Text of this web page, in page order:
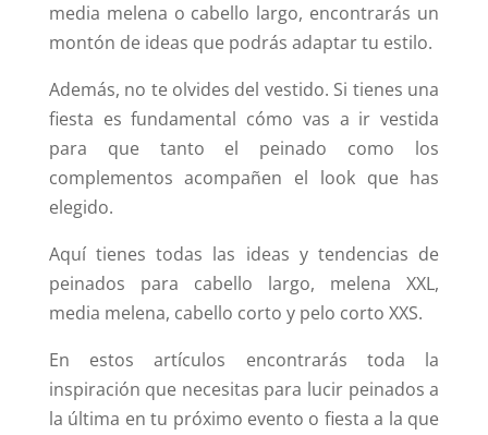
media melena o cabello largo, encontrarás un
montón de ideas que podrás adaptar tu estilo.
Además, no te olvides del vestido. Si tienes una
fiesta es fundamental cómo vas a ir vestida
para que tanto el peinado como los
complementos acompañen el look que has
elegido.
Aquí tienes todas las ideas y tendencias de
peinados para cabello largo, melena XXL,
media melena, cabello corto y pelo corto XXS.
En estos artículos encontrarás toda la
inspiración que necesitas para lucir peinados a
la última en tu próximo evento o fiesta a la que